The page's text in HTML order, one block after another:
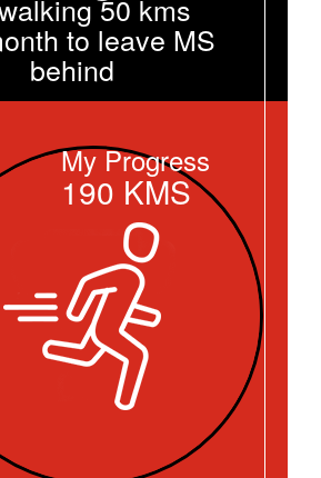
50 kms
to leave MS
behind
My Progress
190 KMS